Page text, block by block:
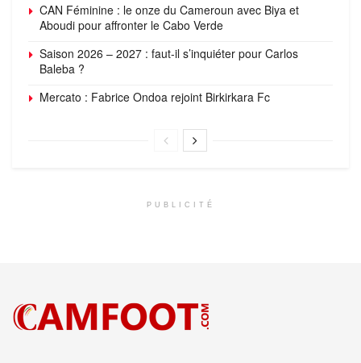
CAN Féminine : le onze du Cameroun avec Biya et
Aboudi pour affronter le Cabo Verde
Saison 2026 – 2027 : faut-il s’inquiéter pour Carlos
Baleba ?
Mercato : Fabrice Ondoa rejoint Birkirkara Fc
PUBLICITÉ